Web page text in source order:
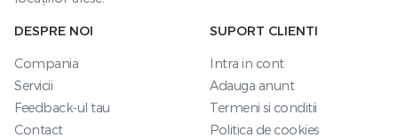
DESPRE NOI
Compania
Servicii
Feedback-ul tau
Contact
SUPORT CLIENTI
Intra in cont
Adauga anunt
Termeni si conditii
Politica de cookies